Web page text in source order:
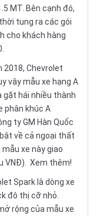
MT. Bên cạnh đó,
tung ra các gói
cho khách hàng
2018, Chevrolet
vậy mẫu xe hạng A
gặt hái nhiều thành
phân khúc A
ty GM Hàn Quốc
về cả ngoại thất
xe này giao
VNĐ). Xem thêm!
Spark là dòng xe
đô thị cỡ nhỏ.
rộng của mẫu xe